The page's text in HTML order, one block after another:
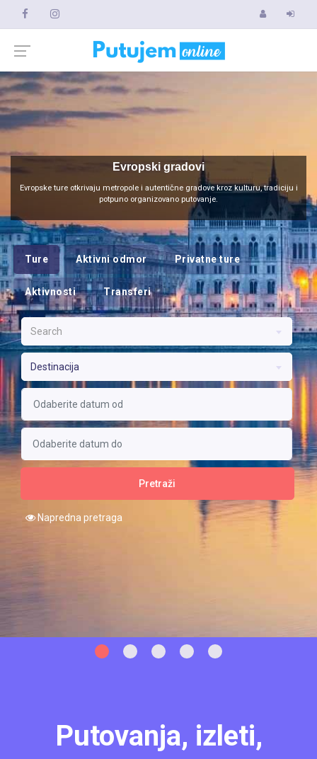
Evropski gradovi
Evropske ture otkrivaju metropole i autentične gradove kroz kulturu, tradiciju i
potpuno organizovano putovanje.
Ture Aktivni odmor Privatne ture
Aktivnosti Transferi
Search
Destinacija
Pretraži
Napredna pretraga
Putovanja, izleti,